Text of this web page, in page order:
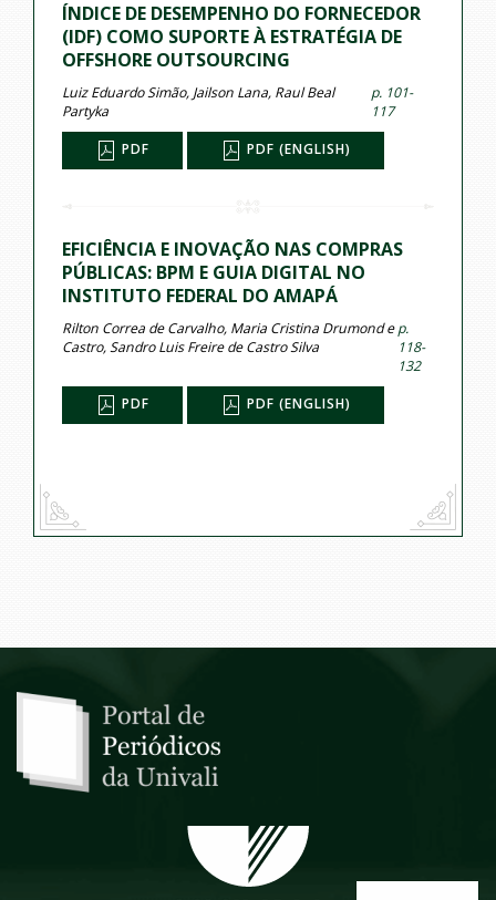
ÍNDICE DE DESEMPENHO DO FORNECEDOR
(IDF) COMO SUPORTE À ESTRATÉGIA DE
OFFSHORE OUTSOURCING
Luiz Eduardo Simão, Jailson Lana, Raul Beal
Partyka
p. 101-
117
PDF PDF (ENGLISH)
EFICIÊNCIA E INOVAÇÃO NAS COMPRAS
PÚBLICAS: BPM E GUIA DIGITAL NO
INSTITUTO FEDERAL DO AMAPÁ
Rilton Correa de Carvalho, Maria Cristina Drumond e
Castro, Sandro Luis Freire de Castro Silva
p.
118-
132
PDF PDF (ENGLISH)